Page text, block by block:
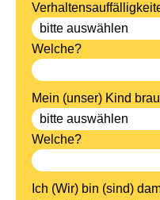
Welche?
Mein (unser) Kind
Welche?
Ich (Wir) bin (sind)